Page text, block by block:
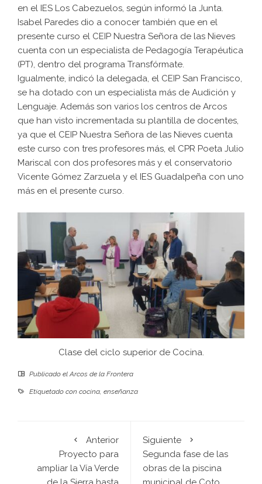
en el IES Los Cabezuelos, según informó la Junta.
Isabel Paredes dio a conocer también que en el
presente curso el CEIP Nuestra Señora de las Nieves
cuenta con un especialista de Pedagogía Terapéutica
(PT), dentro del programa Transfórmate.
Igualmente, indicó la delegada, el CEIP San Francisco,
se ha dotado con un especialista más de Audición y
Lenguaje. Además son varios los centros de Arcos
que han visto incrementada su plantilla de docentes,
ya que el CEIP Nuestra Señora de las Nieves cuenta
este curso con tres profesores más, el CPR Poeta Julio
Mariscal con dos profesores más y el conservatorio
Vicente Gómez Zarzuela y el IES Guadalpeña con uno
más en el presente curso.
Clase del ciclo superior de Cocina.
Publicado elArcos de la Frontera
Etiquetado con cocina, enseñanza
Anterior
Proyecto para
ampliar la Vía Verde
Siguiente
Segunda fase de las
obras de la piscina